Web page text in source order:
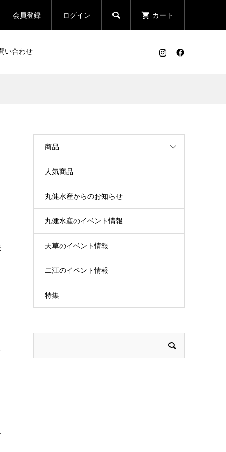
会員登録 ログイン  カート
い合わせ
商品
人気商品
丸健水産からのお知らせ
丸健水産のイベント情報
天草のイベント情報
二江のイベント情報
特集